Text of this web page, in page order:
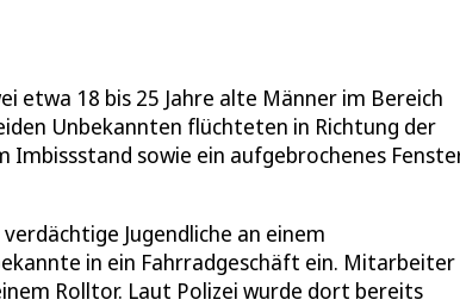
etwa 18 bis 25 Jahre alte Männer im Bereich
Unbekannten flüchteten in Richtung der
sowie ein aufgebrochenes
Jugendliche an einem
in ein Fahrradgeschäft ein. Mitarbeiter
Rolltor. Laut Polizei wurde dort bereits